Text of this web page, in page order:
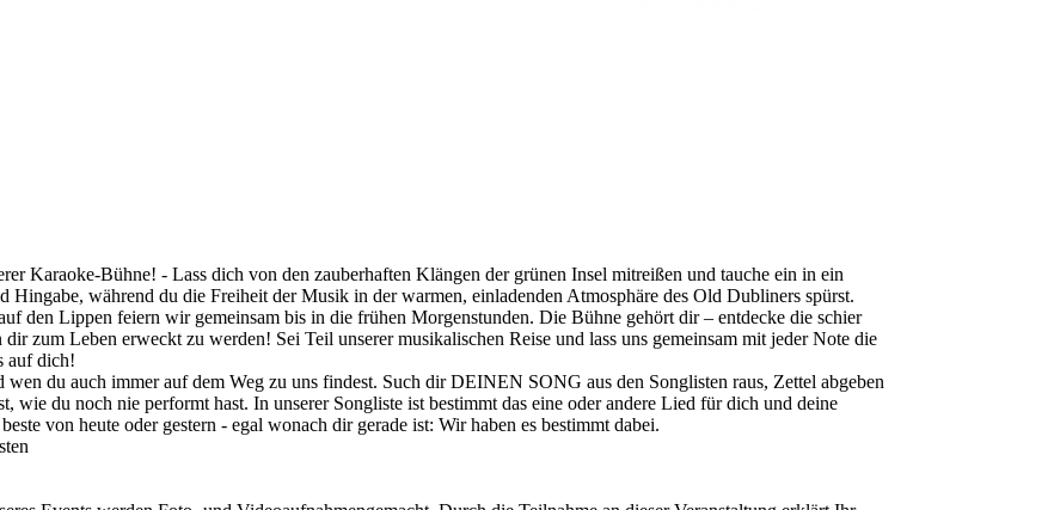
Karaoke-Bühne! - Lass dich von den zauberhaften Klängen der grünen Insel mitreißen und tauche ein in ein
Hingabe, während du die Freiheit der Musik in der warmen, einladenden Atmosphäre des Old Dubliners spürst.
den Lippen feiern wir gemeinsam bis in die frühen Morgenstunden. Die Bühne gehört dir – entdecke die schier
zum Leben erweckt zu werden! Sei Teil unserer musikalischen Reise und lass uns gemeinsam mit jeder Note die
auf dich!
du auch immer auf dem Weg zu uns findest. Such dir DEINEN SONG aus den Songlisten raus, Zettel abgeben
wie du noch nie performt hast. In unserer Songliste ist bestimmt das eine oder andere Lied für dich und deine
von heute oder gestern - egal wonach dir gerade ist: Wir haben es bestimmt dabei.